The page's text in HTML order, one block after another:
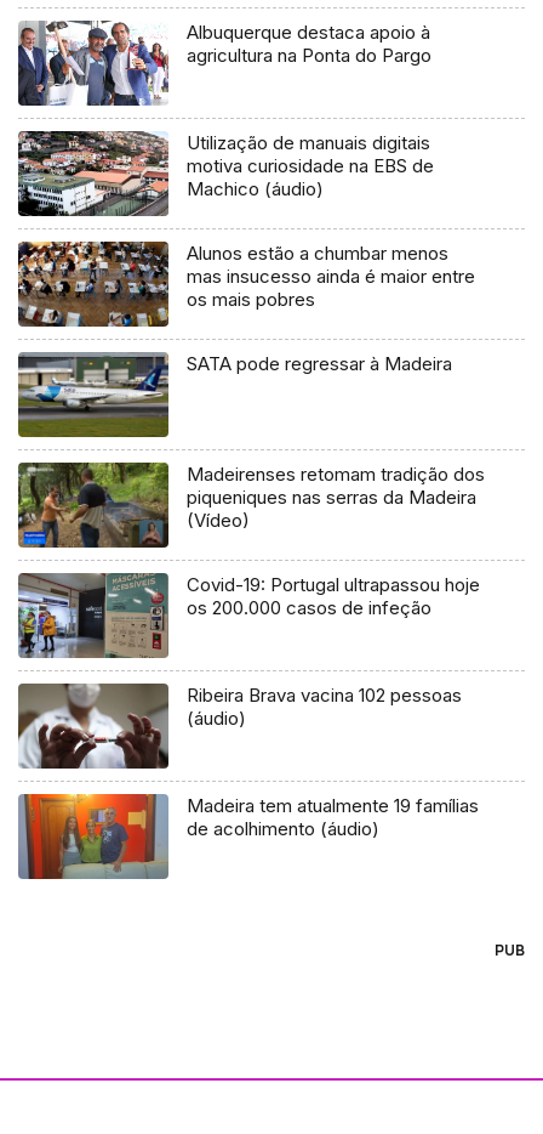
Albuquerque destaca apoio à
agricultura na Ponta do Pargo
Utilização de manuais digitais
motiva curiosidade na EBS de
Machico (áudio)
Alunos estão a chumbar menos
mas insucesso ainda é maior entre
os mais pobres
SATA pode regressar à Madeira
Madeirenses retomam tradição dos
piqueniques nas serras da Madeira
(Vídeo)
Covid-19: Portugal ultrapassou hoje
os 200.000 casos de infeção
Ribeira Brava vacina 102 pessoas
(áudio)
Madeira tem atualmente 19 famílias
de acolhimento (áudio)
PUB